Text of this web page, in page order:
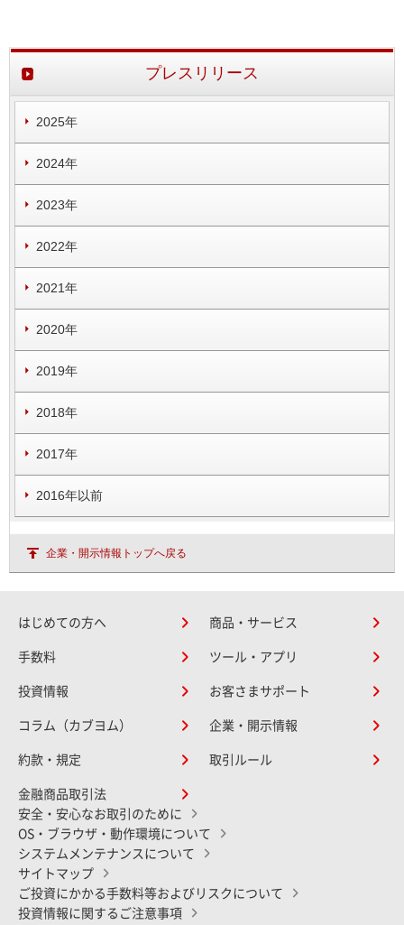
プレスリリース
2025年
2024年
2023年
2022年
2021年
2020年
2019年
2018年
2017年
2016年以前
企業・開示情報トップへ戻る
はじめての方へ 商品・サービス
手数料 ツール・アプリ
投資情報 お客さまサポート
コラム（カブヨム） 企業・開示情報
約款・規定 取引ルール
金融商品取引法
安全・安心なお取引のために
OS・ブラウザ・動作環境について
システムメンテナンスについて
サイトマップ
ご投資にかかる手数料等およびリスクについて
投資情報に関するご注意事項